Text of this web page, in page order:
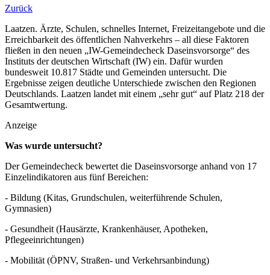
Zurück
Laatzen. Ärzte, Schulen, schnelles Internet, Freizeitangebote und die
Erreichbarkeit des öffentlichen Nahverkehrs – all diese Faktoren
fließen in den neuen „IW-Gemeindecheck Daseinsvorsorge“ des
Instituts der deutschen Wirtschaft (IW) ein. Dafür wurden
bundesweit 10.817 Städte und Gemeinden untersucht. Die
Ergebnisse zeigen deutliche Unterschiede zwischen den Regionen
Deutschlands. Laatzen landet mit einem „sehr gut“ auf Platz 218 der
Gesamtwertung.
Anzeige
Was wurde untersucht?
Der Gemeindecheck bewertet die Daseinsvorsorge anhand von 17
Einzelindikatoren aus fünf Bereichen:
- Bildung (Kitas, Grundschulen, weiterführende Schulen,
Gymnasien)
- Gesundheit (Hausärzte, Krankenhäuser, Apotheken,
Pflegeeinrichtungen)
- Mobilität (ÖPNV, Straßen- und Verkehrsanbindung)